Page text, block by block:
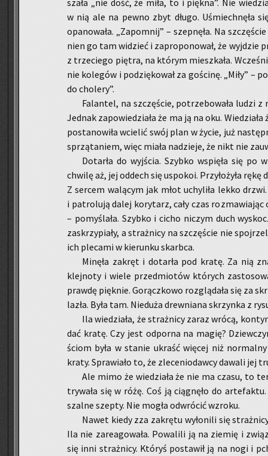
sza­ła „nie dość, że miła, to i pięk­na”. Nie
w nią ale na pewno zbyt długo. Uśmiech­nę­ła
opa­no­wa­ła. „Za­po­mnij” – szep­nę­ła. Na
nien go tam wi­dzieć i za­pro­po­no­wał, że wyj­dzie
z trze­cie­go pię­tra, na któ­rym miesz­ka­ła.
nie ko­le­gów i po­dzię­ko­wał za go­ści­nę. „Miły” –
do cho­le­ry”.
Fa­lan­tel, na szczę­ście, po­trze­bo­wa­ła ludzi z
Jed­nak za­po­wie­dzia­ła że ma ją na oku.
po­sta­no­wi­ła wcie­lić swój plan w życie, już
sprzą­ta­niem, więc miała na­dzie­je, że nikt nie
Do­tar­ła do wyj­ścia. Szyb­ko wspię­ła się po
chwi­lę aż, jej od­dech się uspo­koi. Przy­ło­ży­ła
Z ser­cem wa­lą­cym jak młot uchy­li­ła lekko
i pa­tro­lu­ją dalej ko­ry­tarz, cały czas roz­ma­wia­jąc
– po­my­śla­ła. Szyb­ko i cicho ni­czym duch
za­skrzy­pia­ły, a straż­ni­cy na szczę­ście nie
ich ple­ca­mi w kie­run­ku skarb­ca.
Mi­nę­ła za­kręt i do­tar­ła pod kratę. Za nią
klej­no­ty i wiele przed­mio­tów któ­rych
praw­dę pięk­nie. Go­rącz­ko­wo roz­glą­da­ła się za
la­zła. Była tam. Nie­du­ża drew­nia­na skrzyn­ka z
Ila wie­dzia­ła, że straż­ni­cy zaraz wrócą,
dać kratę. Czy jest od­por­na na magię?
ściom była w sta­nie ukraść wię­cej niż
kraty. Spra­wia­ło to, że zle­ce­nio­daw­cy da­wa­li jej
Ale mimo że wie­działa że nie ma czasu, to
try­wa­ła się w różę. Coś ją cią­gnę­ło do
szal­ne szep­ty. Nie mogła od­wró­cić wzro­ku.
Nawet kiedy zza za­krę­tu wy­ło­ni­li się
Ila nie za­re­ago­wa­ła. Po­wa­li­li ją na zie­mię i
się inni straż­ni­cy. Któ­ryś po­sta­wił ją na nogi i